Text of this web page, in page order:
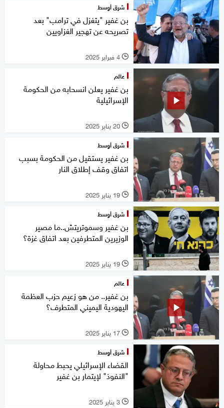
شرق أوسط
بن غفير "يتغزل في ترامب" بعد
تصريحه عن تهجير الغزاويين
l 4 فبراير 2025
عالم
بن غفير يعلن انسحابه من الحكومة
الإسرائيلية
l 20 يناير 2025
شرق أوسط
بن غفير يستقيل من الحكومة بسبب
اتفاق وقف إطلاق النار
l 19 يناير 2025
شرق أوسط
بن غفير وسموتريتش..ما مصير
الوزيرين المتطرفين بعد اتفاق غزة؟
l 19 يناير 2025
عالم
بن غفير.. من هو زعيم حزب العظمة
اليهودية اليميني المتطرف؟
l 17 يناير 2025
شرق أوسط
القضاء الإسرائيلي يحبط محاولة
"النفوذ" لإيتمار بن غفير
l 3 يناير 2025